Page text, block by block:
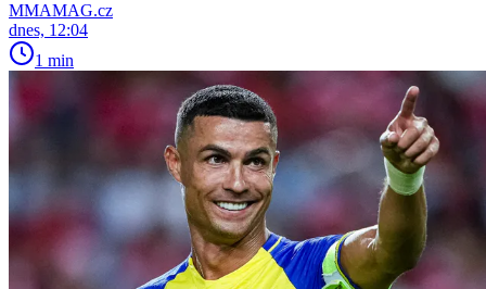
MMAMAG.cz
dnes, 12:04
1 min